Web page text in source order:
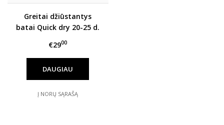
Greitai džiūstantys
batai Quick dry 20-25 d.
€2900
DAUGIAU
Į NORŲ SĄRAŠĄ